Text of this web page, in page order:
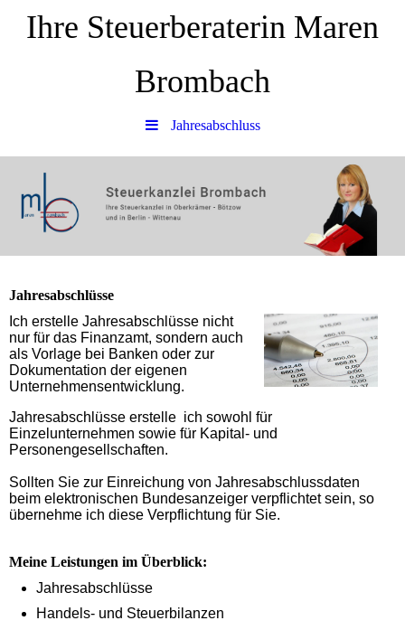
Ihre Steuerberaterin Maren
Brombach
Jahresabschluss
Jahresabschlüsse
Ich erstelle Jahresabschlüsse nicht
nur für das Finanzamt, sondern auch
als Vorlage bei Banken oder zur
Dokumentation der eigenen
Unternehmensentwicklung.
Jahresabschlüsse erstelle ich sowohl für
Einzelunternehmen sowie für Kapital- und
Personengesellschaften.
Sollten Sie zur Einreichung von Jahresabschlussdaten
beim elektronischen Bundesanzeiger verpflichtet sein, so
übernehme ich diese Verpflichtung für Sie.
Meine Leistungen im Überblick:
Jahresabschlüsse
Handels- und Steuerbilanzen